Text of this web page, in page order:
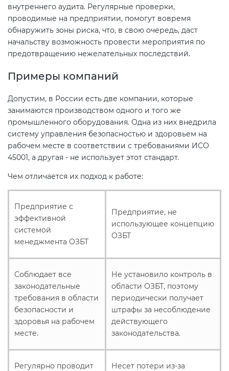
внутреннего аудита. Регулярные проверки,
проводимые на предприятии, помогут вовремя
обнаружить зоны риска, что, в свою очередь, даст
начальству возможность провести мероприятия по
предотвращению нежелательных последствий.
Примеры компаний
Допустим, в России есть две компании, которые
занимаются производством одного и того же
промышленного оборудования. Одна из них внедрила
систему управления безопасностью и здоровьем на
рабочем месте в соответствии с требованиями ИСО
45001, а другая - не использует этот стандарт.
Чем отличается их подход к работе:
Предприятие с
эффективной
системой
менеджмента ОЗБТ
Предприятие, не
использующее концепцию
ОЗБТ
Соблюдает все
законодательные
требования в области
безопасности и
здоровья на рабочем
месте.
Не установило контроль в
области ОЗБТ, поэтому
периодически получает
штрафы за несоблюдение
действующего
законодательства.
Регулярно проводит
Несет потери из-за